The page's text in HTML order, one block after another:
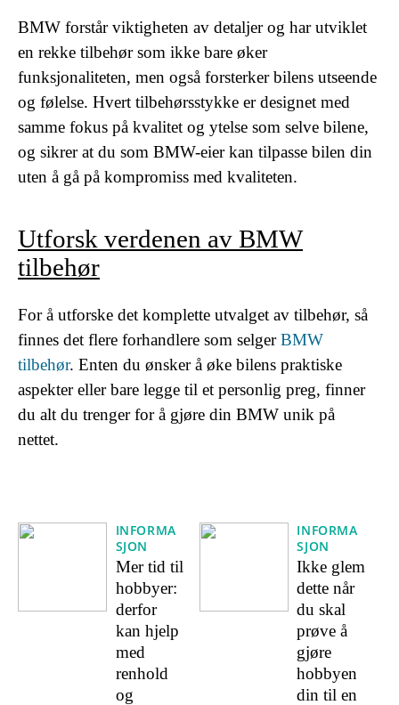
BMW forstår viktigheten av detaljer og har utviklet
en rekke tilbehør som ikke bare øker
funksjonaliteten, men også forsterker bilens utseende
og følelse. Hvert tilbehørsstykke er designet med
samme fokus på kvalitet og ytelse som selve bilene,
og sikrer at du som BMW-eier kan tilpasse bilen din
uten å gå på kompromiss med kvaliteten.
Utforsk verdenen av BMW
tilbehør
For å utforske det komplette utvalget av tilbehør, så
finnes det flere forhandlere som selgerBMW
tilbehør. Enten du ønsker å øke bilens praktiske
aspekter eller bare legge til et personlig preg, finner
du alt du trenger for å gjøre din BMW unik på
nettet.
INFORMA
SJON
Mer tid til
hobbyer:
derfor
kan hjelp
med
renhold
og
INFORMA
SJON
Ikke glem
dette når
du skal
prøve å
gjøre
hobbyen
din til en